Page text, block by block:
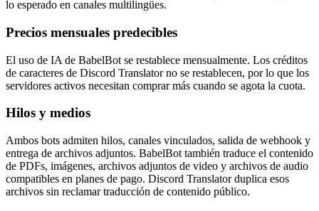
lo esperado en canales multilingües.
Precios mensuales predecibles
El uso de IA de BabelBot se restablece mensualmente. Los créditos
de caracteres de Discord Translator no se restablecen, por lo que los
servidores activos necesitan comprar más cuando se agota la cuota.
Hilos y medios
Ambos bots admiten hilos, canales vinculados, salida de webhook y
entrega de archivos adjuntos. BabelBot también traduce el contenido
de PDFs, imágenes, archivos adjuntos de video y archivos de audio
compatibles en planes de pago. Discord Translator duplica esos
archivos sin reclamar traducción de contenido público.